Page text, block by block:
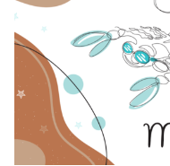
ライフスタイ
ファッション